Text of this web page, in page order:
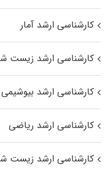
کارشناسی ارشد آمار
کارشناسی ارشد زیست
کارشناسی ارشد بیوشیمی
کارشناسی ارشد ریاضی
کارشناسی ارشد زیست‌